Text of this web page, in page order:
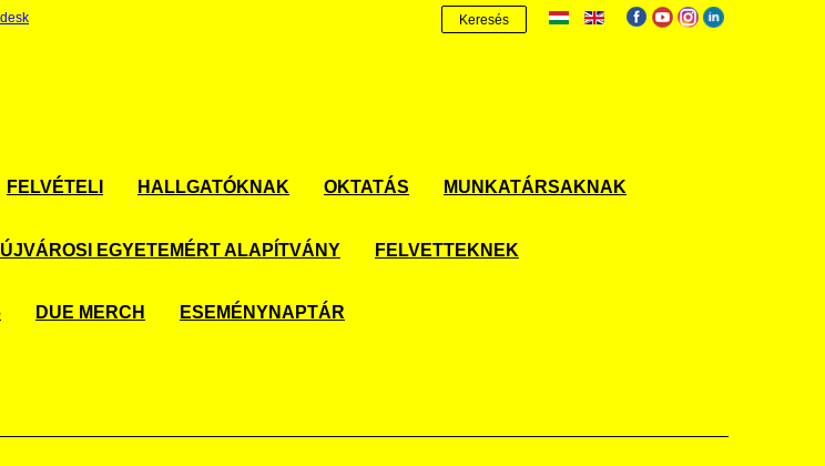
Keresés
FELVÉTELI HALLGATÓKNAK OKTATÁS MUNKATÁRSAKNAK
EGYETEMÉRT ALAPÍTVÁNY FELVETTEKNEK
DUE MERCH ESEMÉNYNAPTÁR